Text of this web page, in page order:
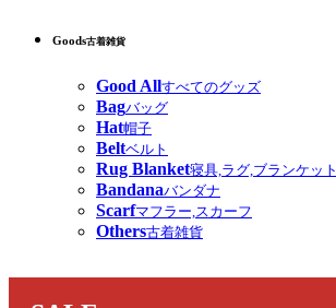
Goods古着雑貨
Good Allすべてのグッズ
Bagバッグ
Hat帽子
Beltベルト
Rug Blanket寝具,ラグ,ブランケット
Bandanaバンダナ
Scarfマフラー,スカーフ
Others古着雑貨